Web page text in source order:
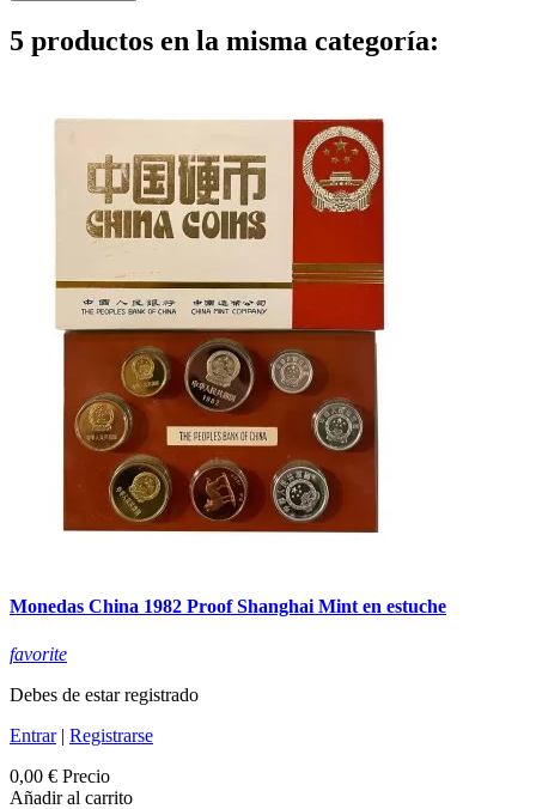
5 productos en la misma categoría:
Monedas China 1982 Proof Shanghai Mint en estuche
favorite
Debes de estar registrado
Entrar| Registrarse
0,00 € Precio
Añadir al carrito